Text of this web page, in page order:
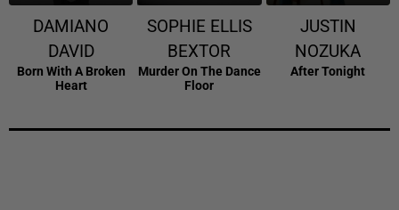
DAMIANO
DAVID
Born With A Broken
Heart
SOPHIE ELLIS
BEXTOR
Murder On The Dance
Floor
JUSTIN
NOZUKA
After Tonight